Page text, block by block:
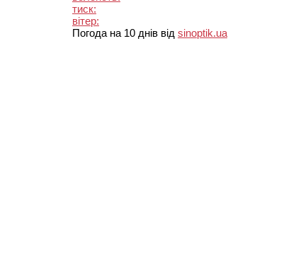
тиск:
вітер:
Погода на 10 днів від sinoptik.ua